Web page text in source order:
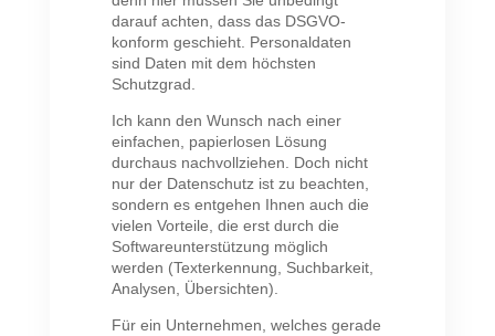
darauf achten, dass das DSGVO-
konform geschieht. Personaldaten
sind Daten mit dem höchsten
Schutzgrad.
Ich kann den Wunsch nach einer
einfachen, papierlosen Lösung
durchaus nachvollziehen. Doch nicht
nur der Datenschutz ist zu beachten,
sondern es entgehen Ihnen auch die
vielen Vorteile, die erst durch die
Softwareunterstützung möglich
werden (Texterkennung, Suchbarkeit,
Analysen, Übersichten).
Für ein Unternehmen, welches gerade